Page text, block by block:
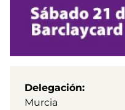
Delegación
Murcia